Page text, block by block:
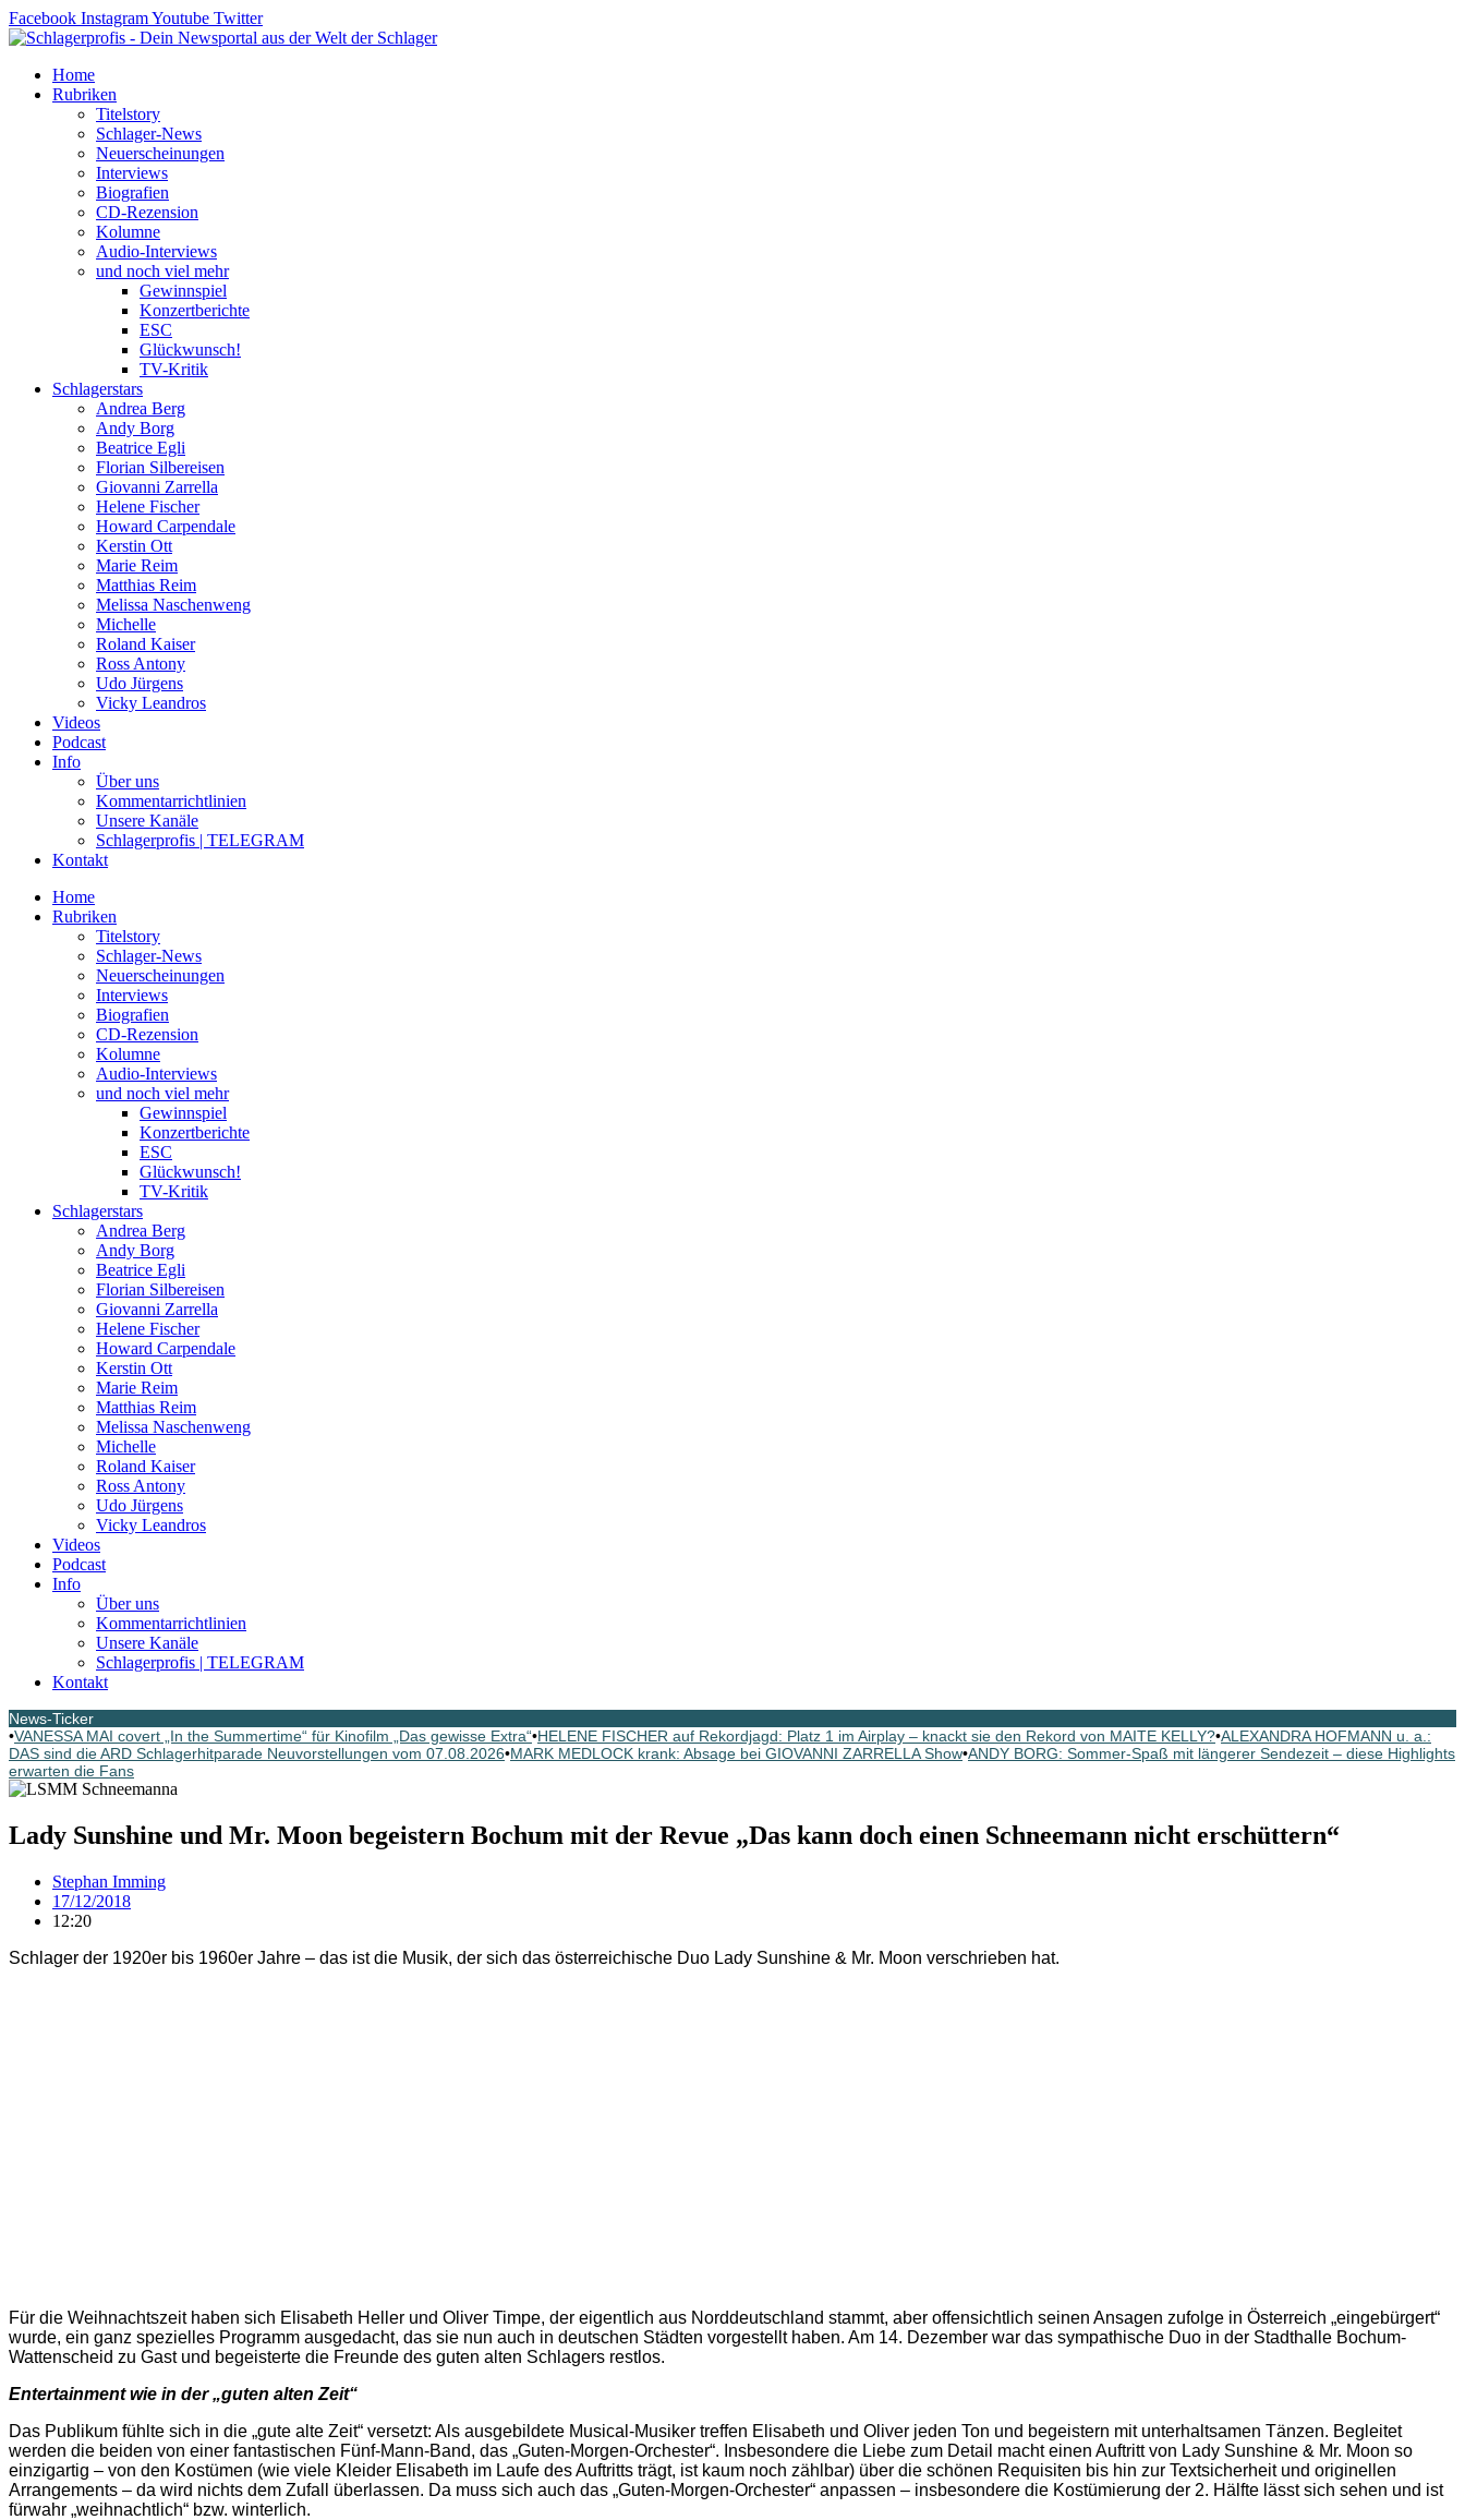
Zum
Inhalt
Facebook InstagramYoutube Twitter
Home
Rubriken
Titelstory
Schlager-News
Neuerscheinungen
Interviews
Biografien
CD-Rezension
Kolumne
Audio-Interviews
und noch viel mehr
Gewinnspiel
Konzertberichte
ESC
Glückwunsch!
TV-Kritik
Schlagerstars
Andrea Berg
Andy Borg
Beatrice Egli
Florian Silbereisen
Giovanni Zarrella
Helene Fischer
Howard Carpendale
Kerstin Ott
Marie Reim
Matthias Reim
Melissa Naschenweng
Michelle
Roland Kaiser
Ross Antony
Udo Jürgens
Vicky Leandros
Videos
Podcast
Info
Über uns
Kommentarrichtlinien
Unsere Kanäle
Schlagerprofis | TELEGRAM
Kontakt
Home
Rubriken
Titelstory
Schlager-News
Neuerscheinungen
Interviews
Biografien
CD-Rezension
Kolumne
Audio-Interviews
und noch viel mehr
Gewinnspiel
Konzertberichte
ESC
Glückwunsch!
TV-Kritik
Schlagerstars
Andrea Berg
Andy Borg
Beatrice Egli
Florian Silbereisen
Giovanni Zarrella
Helene Fischer
Howard Carpendale
Kerstin Ott
Marie Reim
Matthias Reim
Melissa Naschenweng
Michelle
Roland Kaiser
Ross Antony
Udo Jürgens
Vicky Leandros
Videos
Podcast
Info
Über uns
Kommentarrichtlinien
Unsere Kanäle
Schlagerprofis | TELEGRAM
Kontakt
News-Ticker
•VANESSA MAI covert „In the Summertime“ für Kinofilm „Das gewisse Extra“•HELENE FISCHER auf Rekordjagd: Platz 1 im Airplay – knackt sie den Rekord von MAITE KELLY?•ALEXANDRA HOFMANN u. a.:
DAS sind die ARD Schlagerhitparade Neuvorstellungen vom 07.08.2026•MARK MEDLOCK krank: Absage bei GIOVANNI ZARRELLA Show•ANDY BORG: Sommer-Spaß mit längerer Sendezeit – diese Highlights
erwarten die Fans
Lady Sunshine und Mr. Moon begeistern Bochum mit der Revue „Das kann doch einen Schneemann nicht erschüttern“
Stephan Imming
17/12/2018
12:20
Schlager der 1920er bis 1960er Jahre – das ist die Musik, der sich das österreichische Duo Lady Sunshine & Mr. Moon verschrieben hat.
Für die Weihnachtszeit haben sich Elisabeth Heller und Oliver Timpe, der eigentlich aus Norddeutschland stammt, aber offensichtlich seinen Ansagen zufolge in Österreich „eingebürgert“
wurde, ein ganz spezielles Programm ausgedacht, das sie nun auch in deutschen Städten vorgestellt haben. Am 14. Dezember war das sympathische Duo in der Stadthalle Bochum-
Wattenscheid zu Gast und begeisterte die Freunde des guten alten Schlagers restlos.
Entertainment wie in der „guten alten Zeit“
Das Publikum fühlte sich in die „gute alte Zeit“ versetzt: Als ausgebildete Musical-Musiker treffen Elisabeth und Oliver jeden Ton und begeistern mit unterhaltsamen Tänzen. Begleitet
werden die beiden von einer fantastischen Fünf-Mann-Band, das „Guten-Morgen-Orchester“. Insbesondere die Liebe zum Detail macht einen Auftritt von Lady Sunshine & Mr. Moon so
einzigartig – von den Kostümen (wie viele Kleider Elisabeth im Laufe des Auftritts trägt, ist kaum noch zählbar) über die schönen Requisiten bis hin zur Textsicherheit und originellen
Arrangements – da wird nichts dem Zufall überlassen. Da muss sich auch das „Guten-Morgen-Orchester“ anpassen – insbesondere die Kostümierung der 2. Hälfte lässt sich sehen und ist
fürwahr „weihnachtlich“ bzw. winterlich.